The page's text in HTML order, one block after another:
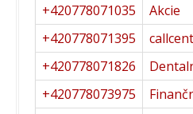
+420778071035
Akcie
+420778071395
+420778071826
+420778073975